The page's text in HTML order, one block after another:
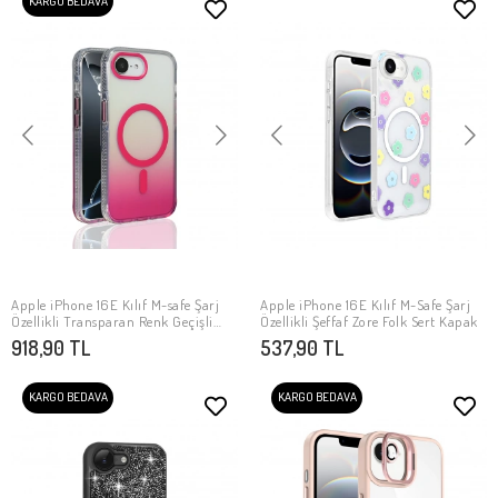
SEPETE EKLE
Apple iPhone 16E Kılıf M-safe Şarj
Özellikli Transparan Renk Geçişli
Zore Toros Kapak
918,90 TL
SEPETE EKLE
Apple iPhone 16E Kılıf M-Safe Şarj
Özellikli Şeffaf Zore Folk Sert Kapak
537,90 TL
KARGO BEDAVA KARGO BEDAVA